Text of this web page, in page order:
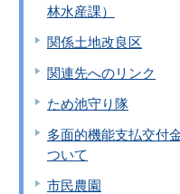
林水産課）
関係土地改良区
関連先へのリンク
ため池守り隊
多面的機能支払交付
ついて
市民農園